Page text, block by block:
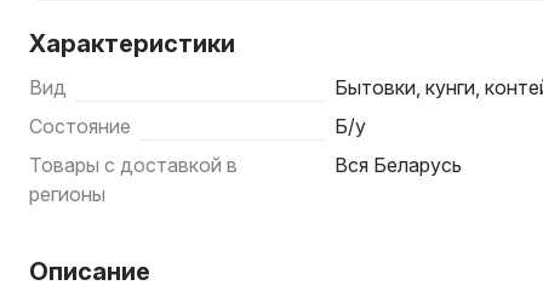
Характеристики
Вид
Бытовки, кунги,
Состояние
Б/у
Товары с доставкой в
регионы
Вся Беларусь
Описание